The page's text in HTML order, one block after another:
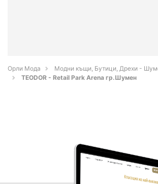
Орли Мода
Модни къщи, Бутици, Дрехи -
TEODOR - Retail Park Arena гр.Шумен